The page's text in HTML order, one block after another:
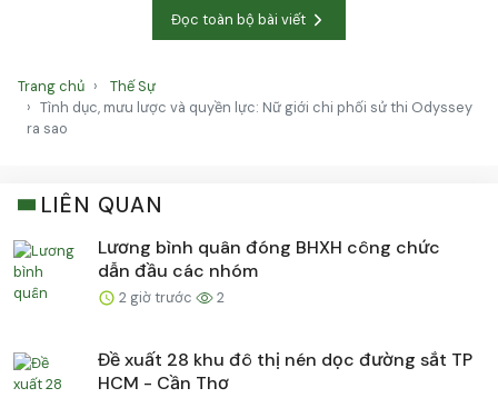
Đọc toàn bộ bài viết
Trang chủ
Thế Sự
Tình dục, mưu lược và quyền lực: Nữ giới chi phối sử thi Odyssey
ra sao
LIÊN QUAN
Lương bình quân đóng BHXH công chức
dẫn đầu các nhóm
2 giờ trước 2
Đề xuất 28 khu đô thị nén dọc đường sắt TP
HCM - Cần Thơ